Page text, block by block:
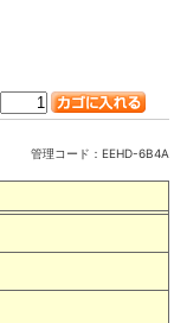
管理コード： EEHD-6B4A